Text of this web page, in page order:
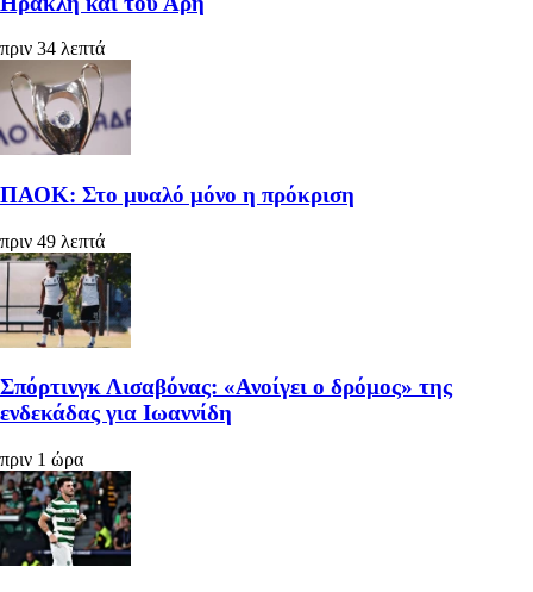
πριν 34 λεπτά
ΠΑΟΚ: Στο μυαλό μόνο η πρόκριση
πριν 49 λεπτά
Σπόρτινγκ Λισαβόνας: «Ανοίγει ο δρόμος» της
ενδεκάδας για Ιωαννίδη
πριν 1 ώρα